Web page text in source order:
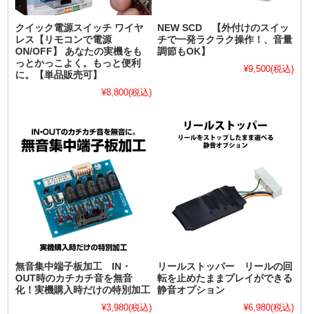
クイック電源スイッチ ワイヤ
レス【リモコンで電源
ON/OFF】 あなたの実機をも
っとかっこよく。もっと便利
に。【単品販売可】
¥8,800(税込)
NEW SCD 【外付けのスイッ
チで一発ラクラク操作！、音量
調節もOK】
¥9,500(税込)
無音集中端子板加工 IN・
OUT時のカチカチ音を無音
化！実機購入時だけの特別加工
¥3,980(税込)
リールストッパー リールの回
転を止めたままプレイができる
静音オプション
¥6,980(税込)